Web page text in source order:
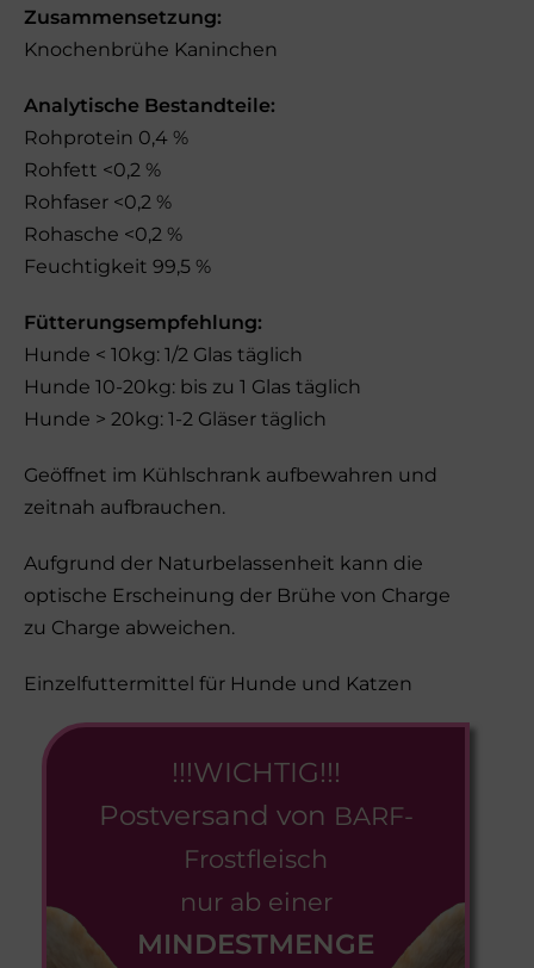
!!!WICHTIG!!!
Postversand von BARF-
Frostfleisch
nur ab einer
MINDESTMENGE
Zusammensetzung:
Knochenbrühe Kaninchen
Analytische Bestandteile:
Rohprotein 0,4 %
Rohfett <0,2 %
Rohfaser <0,2 %
Rohasche <0,2 %
Feuchtigkeit 99,5 %
Fütterungsempfehlung:
Hunde < 10kg: 1/2 Glas täglich
Hunde 10-20kg: bis zu 1 Glas täglich
Hunde > 20kg: 1-2 Gläser täglich
Geöffnet im Kühlschrank aufbewahren und
zeitnah aufbrauchen.
Aufgrund der Naturbelassenheit kann die
optische Erscheinung der Brühe von Charge
zu Charge abweichen.
Einzelfuttermittel für Hunde und Katzen